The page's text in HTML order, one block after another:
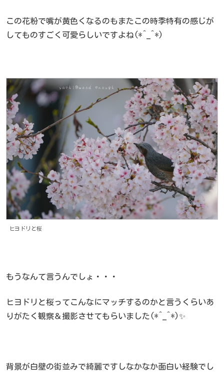
この花粉で嘴が黄色くなるのもまたこの時季特有の感じが
してものすごく可愛らしいですよね(*^_^*)
ヒヨドリと桜
もうなんて言うんでしょ・・・
ヒヨドリと桜ってこんなにマッチするのかと言うくらいあ
りがたく観察＆撮影させてもらいました(*^_^*)✨
背景が白壁の街並みで綺麗ですしなかなか面白い経験でし